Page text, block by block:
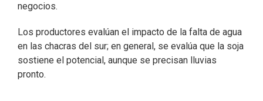
negocios.
Los productores evalúan el impacto de la falta de agua
en las chacras del sur; en general, se evalúa que la soja
sostiene el potencial, aunque se precisan lluvias
pronto.